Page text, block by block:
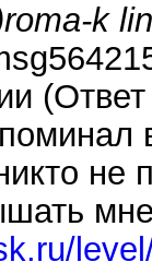
roma-k
не